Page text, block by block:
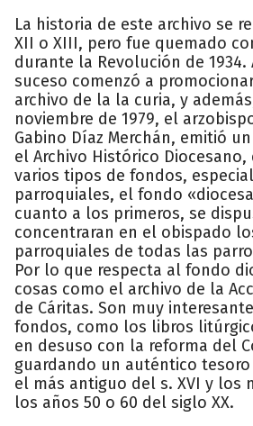
La historia de este archivo se
XII o XIII, pero fue quemado
durante la Revolución de
suceso comenzó a
archivo de la la curia, y
noviembre de 1979, el
Gabino Díaz Merchán, emitió
el Archivo Histórico
varios tipos de fondos,
parroquiales, el fondo
cuanto a los primeros, se
concentraran en el obispado
parroquiales de todas las
Por lo que respecta al fondo
cosas como el archivo de la
de Cáritas. Son muy
fondos, como los libros
en desuso con la reforma del
guardando un auténtico tesoro
el más antiguo del s. XVI y los
los años 50 o 60 del siglo XX.